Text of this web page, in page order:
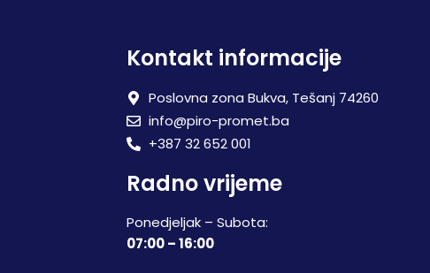
Kontakt informacije
Poslovna zona Bukva, Tešanj 74260
info@piro-promet.ba
+387 32 652 001
Radno vrijeme
Ponedjeljak – Subota:
07:00 – 16:00